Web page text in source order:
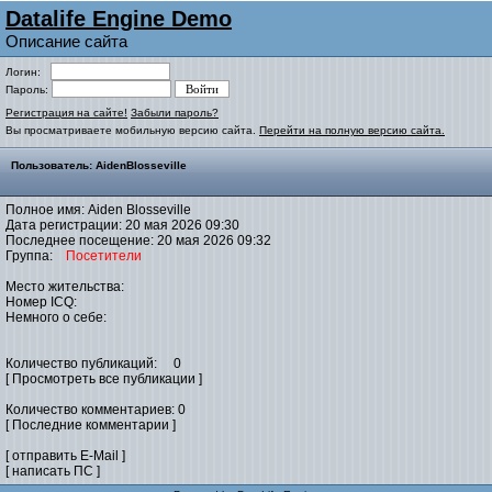
Datalife Engine Demo
Описание сайта
Логин:
Пароль:
Регистрация на сайте! Забыли пароль?
Вы просматриваете мобильную версию сайта. Перейти на полную версию сайта.
Пользователь: AidenBlosseville
Полное имя: Aiden Blosseville
Дата регистрации: 20 мая 2026 09:30
Последнее посещение: 20 мая 2026 09:32
Группа:
Посетители
Место жительства:
Номер ICQ:
Немного о себе:
Количество публикаций: 0
[ Просмотреть все публикации ]
Количество комментариев: 0
[ Последние комментарии ]
[ отправить E-Mail ]
[ написать ПС ]